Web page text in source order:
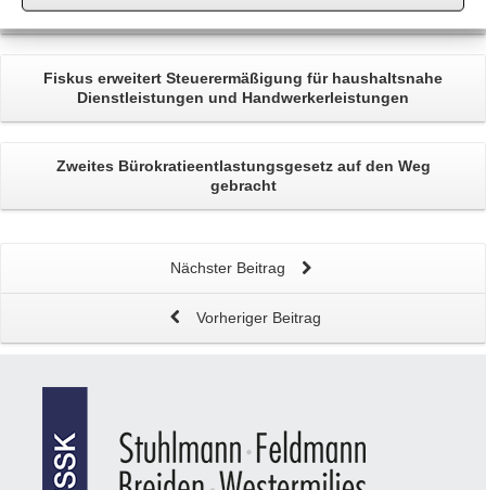
Ermittlung deraußergewöhnlichen Belastung
Fiskus erweitert Steuerermäßigung für haushaltsnahe
Dienstleistungen und Handwerkerleistungen
Zweites Bürokratieentlastungsgesetzauf den Weg
gebracht
Nächster Beitrag
Vorheriger Beitrag